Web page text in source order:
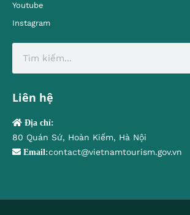
Youtube
Instagram
Liên hệ
Địa chỉ:
80 Quán Sứ, Hoàn Kiếm, Hà Nội
Email:contact@vietnamtourism.gov.vn